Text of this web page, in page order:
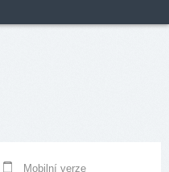
Mobilní verze